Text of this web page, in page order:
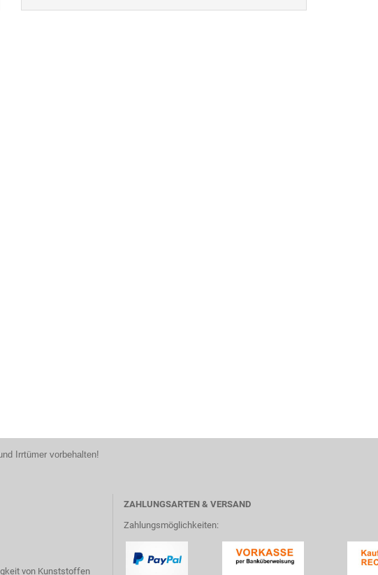
Irrtümer vorbehalten!
von Kunststoffen
ZAHLUNGSARTEN & VERSAND
Zahlungsmöglichkeiten: